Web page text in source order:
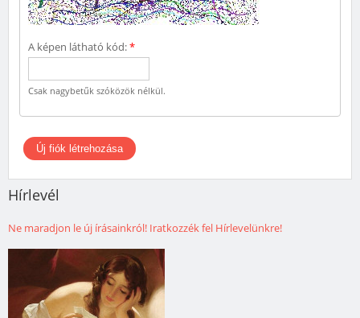
A képen látható kód:*
Csak nagybetűk szóközök nélkül.
Hírlevél
Ne maradjon le új írásainkról! Iratkozzék fel Hírlevelünkre!